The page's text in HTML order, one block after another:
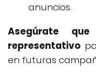
anuncios.
Asegúrate
representativo
en futuras